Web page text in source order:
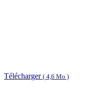
Télécharger ( 4,6 Mo )